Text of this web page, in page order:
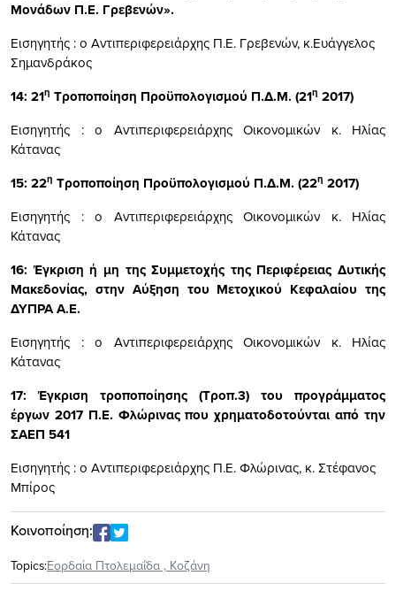
Μονάδων Π.Ε. Γρεβενών».
Εισηγητής : ο Αντιπεριφερειάρχης Π.Ε. Γρεβενών, κ.Ευάγγελος
Σημανδράκος
14: 21η Τροποποίηση Προϋπολογισμού Π.Δ.Μ. (21η 2017)
Εισηγητής : ο Αντιπεριφερειάρχης Οικονομικών κ. Ηλίας
Κάτανας
15: 22η Τροποποίηση Προϋπολογισμού Π.Δ.Μ. (22η 2017)
Εισηγητής : ο Αντιπεριφερειάρχης Οικονομικών κ. Ηλίας
Κάτανας
16: Έγκριση ή μη της Συμμετοχής της Περιφέρειας Δυτικής
Μακεδονίας, στην Αύξηση του Μετοχικού Κεφαλαίου της
ΔΥΠΡΑ Α.Ε.
Εισηγητής : ο Αντιπεριφερειάρχης Οικονομικών κ. Ηλίας
Κάτανας
17:
Έγκριση τροποποίησης (Τροπ.3) του προγράμματος
έργων 2017 Π.Ε. Φλώρινας που χρηματοδοτούνται από την
ΣΑΕΠ 541
Εισηγητής : ο Αντιπεριφερειάρχης Π.Ε. Φλώρινας, κ. Στέφανος
Μπίρος
Κοινοποίηση:
Topics:Εορδαία Πτολεμαΐδα , Κοζάνη